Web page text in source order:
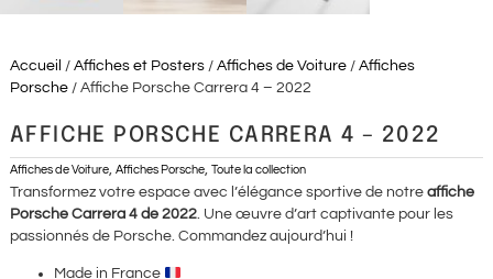
Accueil / Affiches et Posters/ Affiches de Voiture/ Affiches
Porsche/ Affiche Porsche Carrera 4 – 2022
AFFICHE PORSCHE CARRERA 4 – 2022
Affiches de Voiture, Affiches Porsche, Toute la collection
Transformez votre espace avec l’élégance sportive de notre affiche
Porsche Carrera 4 de 2022. Une œuvre d’art captivante pour les
passionnés de Porsche. Commandez aujourd’hui !
Made in France